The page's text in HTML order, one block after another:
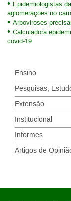
Epidemiologistas
aglomerações no
Arboviroses
Calculadora
covid-19
Ensino
Pesquisas,
Extensão
Institucional
Informes
Artigos de